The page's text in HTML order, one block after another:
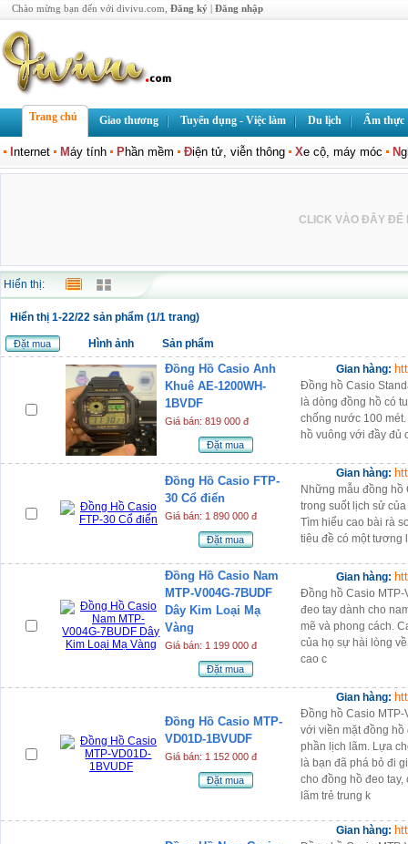
Chào mừng bạn đến với divivu.com, Đăng ký | Đăng nhập
Trang chủ Giao thương Tuyển dụng - Việc làm Du lịch Ẩm thực
nternet Máy tính Phần mềm Điện tử, viễn thông Xe cộ, máy móc N
CLICK VÀO ĐÂY ĐỂ
Hiển thị:
Hiển thị 1-22/22 sản phẩm (1/1 trang)
Đặt mua Hình ảnh Sản phẩm
Đồng Hồ Casio Anh
Khuê AE-1200WH-
1BVDF
Giá bán: 819 000 đ
Đặt mua
Gian hàng:
Đồng hồ Casio
là dòng đồng hồ có
chống nước 100
hồ vuông với đầy đủ
Đồng Hồ Casio FTP-
30 Cổ điển
Giá bán: 1 890 000 đ
Đặt mua
Gian hàng:
Những mẫu đồng hồ
trong suốt lịch sử
Tìm hiểu cao bài rà
tiêu đề có một tương
Đồng Hồ Casio Nam
MTP-V004G-7BUDF
Dây Kim Loại Mạ
Vàng
Giá bán: 1 199 000 đ
Đặt mua
Gian hàng:
Đồng hồ Casio MTP-
đeo tay dành cho
mẽ và phong cách.
của họ sự hài lòng
cao c
Đồng Hồ Casio MTP-
VD01D-1BVUDF
Giá bán: 1 152 000 đ
Đặt mua
Gian hàng:
Đồng hồ Casio
với viền mặt đồng hồ
phần lịch lãm. Lựa
là bạn đã phá bỏ đi
cho đồng hồ đeo
lãm trẻ trung k
Gian hàng: